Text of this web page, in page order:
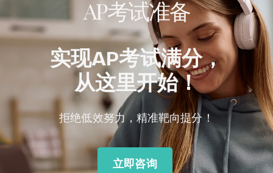
AP考试准备
实现AP考试满分，
从这里开始！
拒绝低效努力，精准靶向提分！
立即咨询